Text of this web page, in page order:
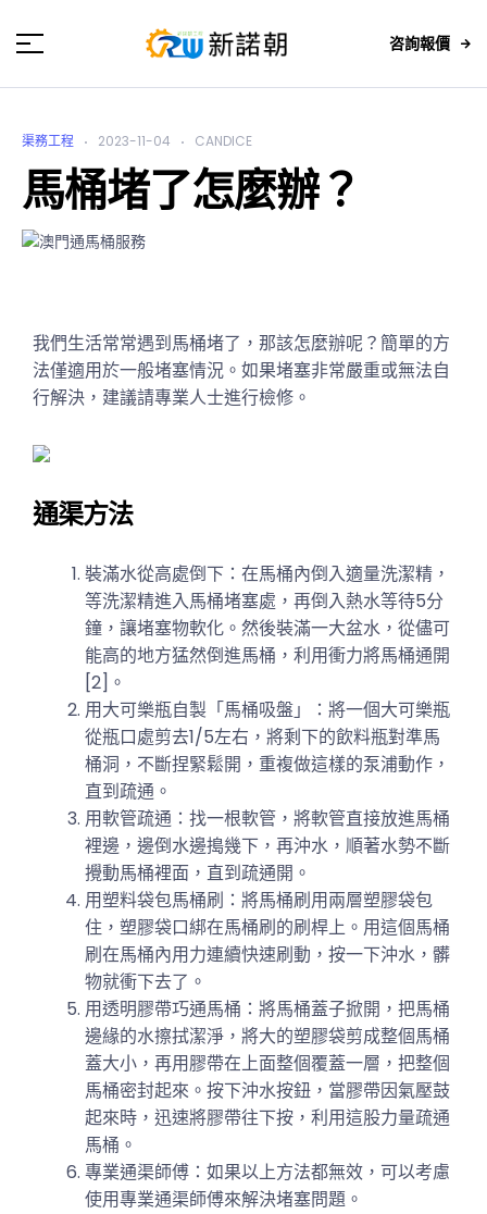
咨詢報價
渠務工程 2023-11-04 CANDICE
馬桶堵了怎麼辦？
我們生活常常遇到馬桶堵了，那該怎麼辦呢？簡單的方
法僅適用於一般堵塞情況。如果堵塞非常嚴重或無法自
行解決，建議請專業人士進行檢修。
通渠方法
裝滿水從高處倒下：在馬桶內倒入適量洗潔精，
等洗潔精進入馬桶堵塞處，再倒入熱水等待5分
鐘，讓堵塞物軟化。然後裝滿一大盆水，從儘可
能高的地方猛然倒進馬桶，利用衝力將馬桶通開
[2]。
用大可樂瓶自製「馬桶吸盤」：將一個大可樂瓶
從瓶口處剪去1/5左右，將剩下的飲料瓶對準馬
桶洞，不斷捏緊鬆開，重複做這樣的泵浦動作，
直到疏通。
用軟管疏通：找一根軟管，將軟管直接放進馬桶
裡邊，邊倒水邊搗幾下，再沖水，順著水勢不斷
攪動馬桶裡面，直到疏通開。
用塑料袋包馬桶刷：將馬桶刷用兩層塑膠袋包
住，塑膠袋口綁在馬桶刷的刷桿上。用這個馬桶
刷在馬桶內用力連續快速刷動，按一下沖水，髒
物就衝下去了。
用透明膠帶巧通馬桶：將馬桶蓋子掀開，把馬桶
邊緣的水擦拭潔淨，將大的塑膠袋剪成整個馬桶
蓋大小，再用膠帶在上面整個覆蓋一層，把整個
馬桶密封起來。按下沖水按鈕，當膠帶因氣壓鼓
起來時，迅速將膠帶往下按，利用這股力量疏通
馬桶。
專業通渠師傅：如果以上方法都無效，可以考慮
使用專業通渠師傅來解決堵塞問題。